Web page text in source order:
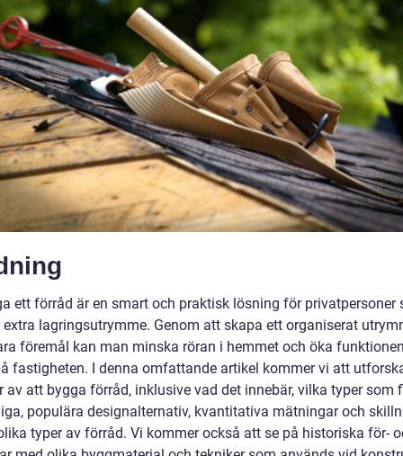
ett förråd är en smart och praktisk lösning för privatpersoner
extra lagringsutrymme. Genom att skapa ett organiserat
föremål kan man minska röran i hemmet och öka
fastigheten. I denna omfattande artikel kommer vi att
av att bygga förråd, inklusive vad det innebär, vilka typer som
populära designalternativ, kvantitativa mätningar och
typer av förråd. Vi kommer också att se på historiska för-